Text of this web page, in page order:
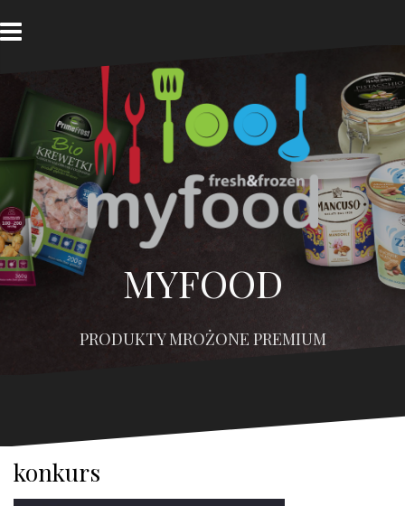
do
treści
MYFOOD
PRODUKTY MROŻONE PREMIUM
konkurs